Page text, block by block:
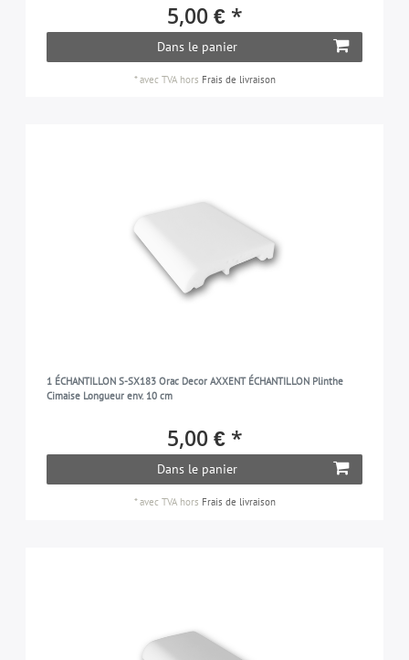
5,00 € *
Dans le panier
*avec TVAhors Frais de livraison
1 ÉCHANTILLON S-SX183 Orac Decor AXXENT ÉCHANTILLON Plinthe
Cimaise Longueur env. 10 cm
5,00 € *
Dans le panier
*avec TVAhors Frais de livraison